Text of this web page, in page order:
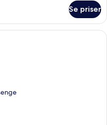
Se priser
Et hotelværelse med en stor seng,